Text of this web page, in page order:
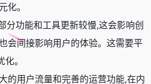
化。
分功能和工具更新较慢,这会影响创
会间接影响用户的体验。这需要平
。
的用户流量和完善的运营功能,在内